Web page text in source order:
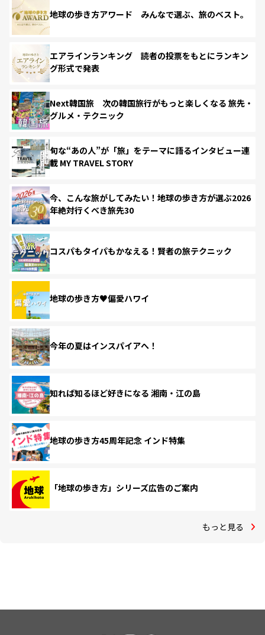
地球の歩き方アワード みんなで選ぶ、旅のベスト。
エアラインランキング 読者の投票をもとにランキン
グ形式で発表
Next韓国旅 次の韓国旅行がもっと楽しくなる 旅先・
グルメ・テクニック
旬な“あの人”が「旅」をテーマに語るインタビュー連
載 MY TRAVEL STORY
今、こんな旅がしてみたい！地球の歩き方が選ぶ2026
年絶対行くべき旅先30
コスパもタイパもかなえる！賢者の旅テクニック
地球の歩き方♥偏愛ハワイ
今年の夏はインスパイアへ！
知れば知るほど好きになる 湘南・江の島
地球の歩き方45周年記念 インド特集
「地球の歩き方」シリーズ広告のご案内
もっと見る